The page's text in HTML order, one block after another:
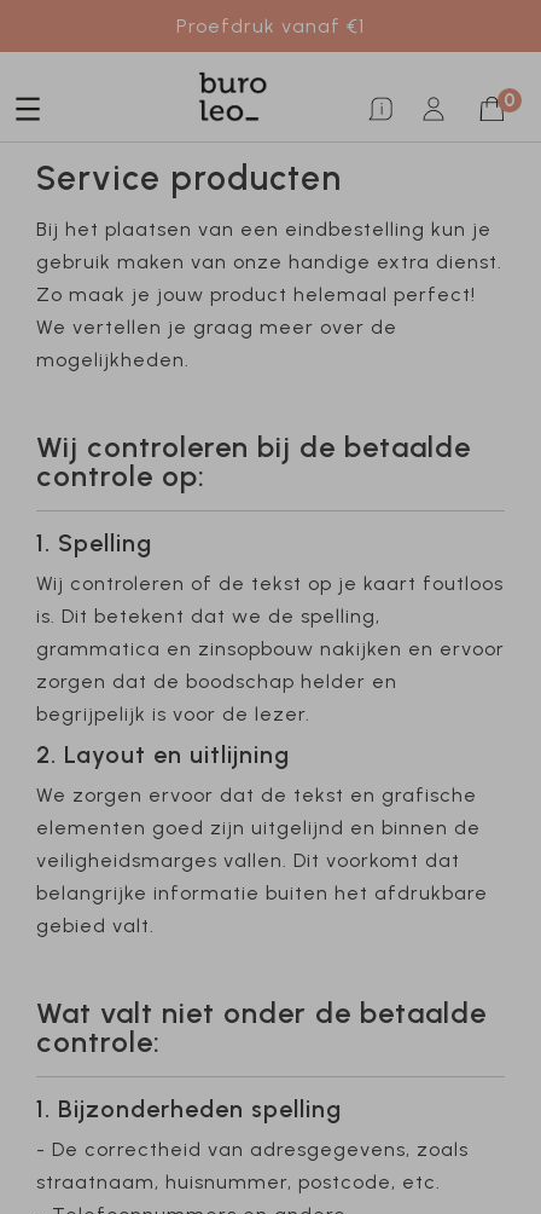
Proefdruk vanaf €1
0
Service producten
Bij het plaatsen van een eindbestelling kun je
gebruik maken van onze handige extra dienst.
Zo maak je jouw product helemaal perfect!
We vertellen je graag meer over de
mogelijkheden.
Wij controleren bij de betaalde
controle op:
1. Spelling
Wij controleren of de tekst op je kaart foutloos
is. Dit betekent dat we de spelling,
grammatica en zinsopbouw nakijken en ervoor
zorgen dat de boodschap helder en
begrijpelijk is voor de lezer.
2. Layout en uitlijning
We zorgen ervoor dat de tekst en grafische
elementen goed zijn uitgelijnd en binnen de
veiligheidsmarges vallen. Dit voorkomt dat
belangrijke informatie buiten het afdrukbare
gebied valt.
Wat valt niet onder de betaalde
controle:
1. Bijzonderheden spelling
- De correctheid van adresgegevens, zoals
straatnaam, huisnummer, postcode, etc.